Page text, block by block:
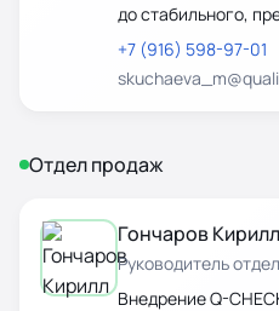
до стабильного,
+7 (916) 598-97-01
Отдел продаж
Гончаров Кирилл
Руководитель
Внедрение Q-